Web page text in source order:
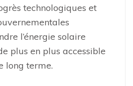
technologiques et
l’énergie solaire
plus en plus accessible
long terme.